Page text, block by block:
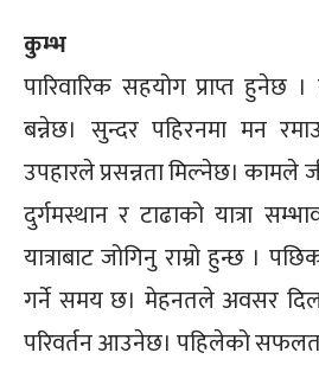
कुम्भ
पारिवारिक सहयोग प्राप्त हुनेछ
बन्नेछ। सुन्दर पहिरनमा मन
उपहारले प्रसन्नता मिल्नेछ। कामले
दुर्गमस्थान र टाढाको यात्रा
यात्राबाट जोगिनु राम्रो हुन्छ ।
गर्ने समय छ। मेहनतले अवसर
परिवर्तन आउनेछ। पहिलेको